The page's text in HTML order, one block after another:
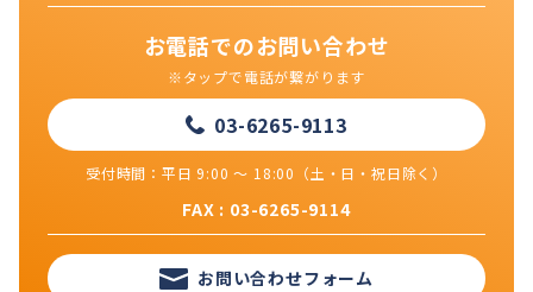
お電話でのお問い合わせ
※タップで電話が繋がります
受付時間：平日 9:00 ～ 18:00（土・日・祝日除く）
03-6265-9113
FAX : 03-6265-9114
お問い合わせフォーム